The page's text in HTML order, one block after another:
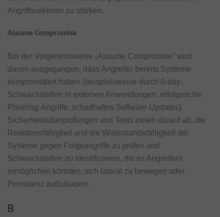
Angriffsvektoren zu stärken.
Assume Compromise
Bei der Vorgehensweise „Assume Compromise“ wird
davon ausgegangen, dass Angreifer bereits Systeme
kompromittiert haben (beispielsweise durch 0-day-
Schwachstellen in externen Anwendungen, erfolgreiche
Phishing-Angriffe, schadhaftes Software-Updates).
Sicherheitsüberprüfungen und Tests zielen darauf ab, die
Reaktionsfähigkeit und die Widerstandsfähigkeit der
Systeme gegen Folgeangriffe zu prüfen und
Schwachstellen zu identifizieren, die es Angreifern
ermöglichen könnten, sich lateral zu bewegen oder
Persistenz aufzubauen.
B